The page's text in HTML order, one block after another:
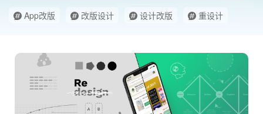
App改版 改版设计 设计改版 重设计